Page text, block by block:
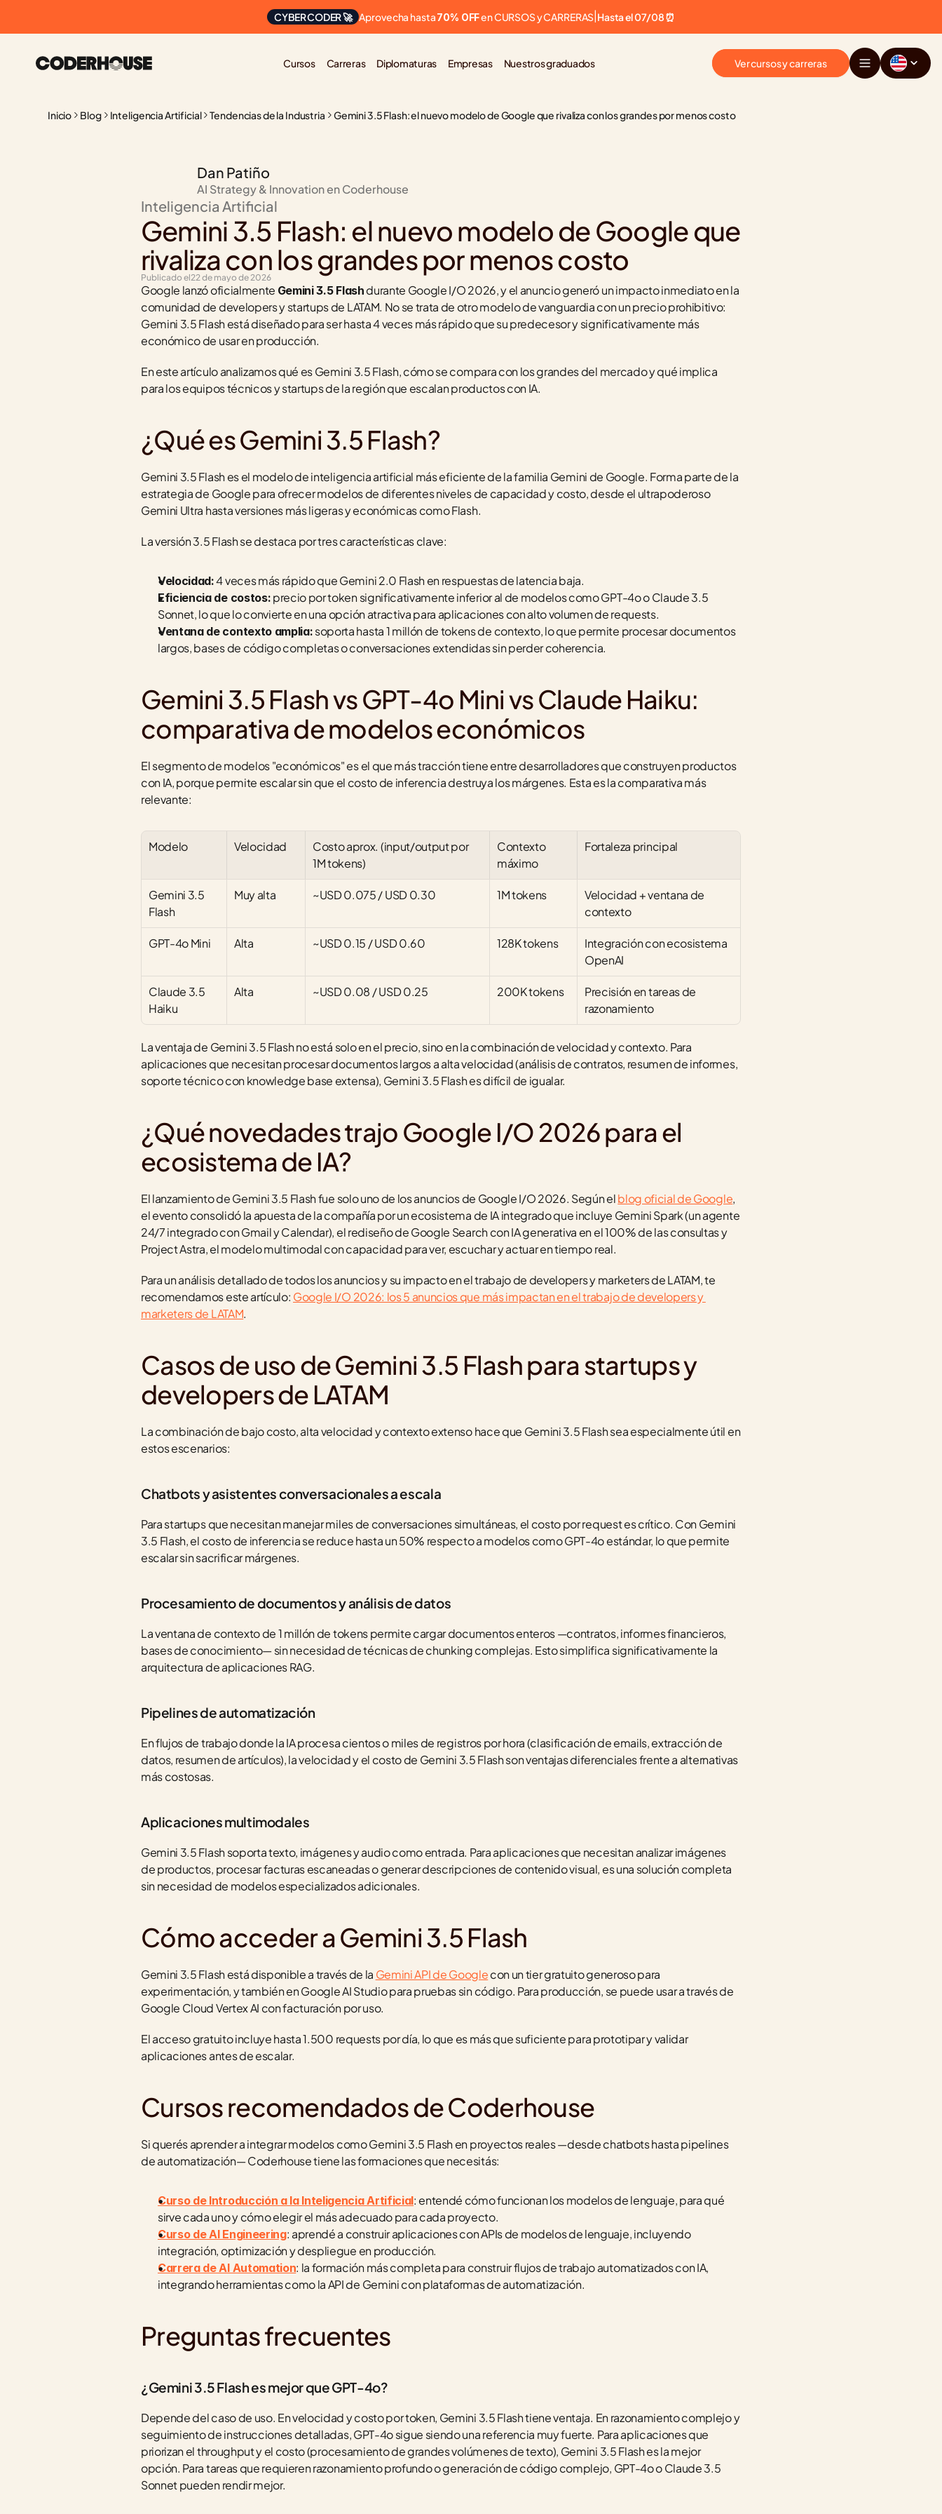
CYBER CODER 🚀 Aprovecha hasta 70% OFF en CURSOS y CARRERAS Hasta el 07/08 ⏰
Cursos Carreras Diplomaturas Empresas Nuestros graduados Ver cursos y carreras
Inicio Blog Inteligencia Artificial Tendencias de la Industria Gemini 3.5 Flash: el nuevo modelo de Google que rivaliza con los grandes por menos costo
Dan Patiño
AI Strategy & Innovation en Coderhouse
Inteligencia Artificial
Gemini 3.5 Flash: el nuevo modelo de Google que
rivaliza con los grandes por menos costo
Publicado el22 de mayo de 2026
Google lanzó oficialmente Gemini 3.5 Flash durante Google I/O 2026, y el anuncio generó un impacto inmediato en la
comunidad de developers y startups de LATAM. No se trata de otro modelo de vanguardia con un precio prohibitivo:
Gemini 3.5 Flash está diseñado para ser hasta 4 veces más rápido que su predecesor y significativamente más
económico de usar en producción.
En este artículo analizamos qué es Gemini 3.5 Flash, cómo se compara con los grandes del mercado y qué implica
para los equipos técnicos y startups de la región que escalan productos con IA.
¿Qué es Gemini 3.5 Flash?
Gemini 3.5 Flash es el modelo de inteligencia artificial más eficiente de la familia Gemini de Google. Forma parte de la
estrategia de Google para ofrecer modelos de diferentes niveles de capacidad y costo, desde el ultrapoderoso
Gemini Ultra hasta versiones más ligeras y económicas como Flash.
La versión 3.5 Flash se destaca por tres características clave:
Velocidad: 4 veces más rápido que Gemini 2.0 Flash en respuestas de latencia baja.
Eficiencia de costos: precio por token significativamente inferior al de modelos como GPT-4o o Claude 3.5
Sonnet, lo que lo convierte en una opción atractiva para aplicaciones con alto volumen de requests.
Ventana de contexto amplia: soporta hasta 1 millón de tokens de contexto, lo que permite procesar documentos
largos, bases de código completas o conversaciones extendidas sin perder coherencia.
Gemini 3.5 Flash vs GPT-4o Mini vs Claude Haiku:
comparativa de modelos económicos
El segmento de modelos "económicos" es el que más tracción tiene entre desarrolladores que construyen productos
con IA, porque permite escalar sin que el costo de inferencia destruya los márgenes. Esta es la comparativa más
relevante:
Modelo Velocidad
Costo aprox. (input/output por
1M tokens)
Contexto
máximo
Fortaleza principal
Gemini 3.5
Flash
Muy alta ~USD 0.075 / USD 0.30 1M tokens
Velocidad + ventana de
contexto
GPT-4o Mini Alta ~USD 0.15 / USD 0.60 128K tokens
Integración con ecosistema
OpenAI
Claude 3.5
Haiku
Alta ~USD 0.08 / USD 0.25 200K tokens
Precisión en tareas de
razonamiento
La ventaja de Gemini 3.5 Flash no está solo en el precio, sino en la combinación de velocidad y contexto. Para
aplicaciones que necesitan procesar documentos largos a alta velocidad (análisis de contratos, resumen de informes,
soporte técnico con knowledge base extensa), Gemini 3.5 Flash es difícil de igualar.
¿Qué novedades trajo Google I/O 2026 para el
ecosistema de IA?
El lanzamiento de Gemini 3.5 Flash fue solo uno de los anuncios de Google I/O 2026. Según el blog oficial de Google,
el evento consolidó la apuesta de la compañía por un ecosistema de IA integrado que incluye Gemini Spark (un agente
24/7 integrado con Gmail y Calendar), el rediseño de Google Search con IA generativa en el 100% de las consultas y
Project Astra, el modelo multimodal con capacidad para ver, escuchar y actuar en tiempo real.
Para un análisis detallado de todos los anuncios y su impacto en el trabajo de developers y marketers de LATAM, te
recomendamos este artículo: Google I/O 2026: los 5 anuncios que más impactan en el trabajo de developers y
marketers de LATAM.
Casos de uso de Gemini 3.5 Flash para startups y
developers de LATAM
La combinación de bajo costo, alta velocidad y contexto extenso hace que Gemini 3.5 Flash sea especialmente útil en
estos escenarios:
Chatbots y asistentes conversacionales a escala
Para startups que necesitan manejar miles de conversaciones simultáneas, el costo por request es crítico. Con Gemini
3.5 Flash, el costo de inferencia se reduce hasta un 50% respecto a modelos como GPT-4o estándar, lo que permite
escalar sin sacrificar márgenes.
Procesamiento de documentos y análisis de datos
La ventana de contexto de 1 millón de tokens permite cargar documentos enteros —contratos, informes financieros,
bases de conocimiento— sin necesidad de técnicas de chunking complejas. Esto simplifica significativamente la
arquitectura de aplicaciones RAG.
Pipelines de automatización
En flujos de trabajo donde la IA procesa cientos o miles de registros por hora (clasificación de emails, extracción de
datos, resumen de artículos), la velocidad y el costo de Gemini 3.5 Flash son ventajas diferenciales frente a alternativas
más costosas.
Aplicaciones multimodales
Gemini 3.5 Flash soporta texto, imágenes y audio como entrada. Para aplicaciones que necesitan analizar imágenes
de productos, procesar facturas escaneadas o generar descripciones de contenido visual, es una solución completa
sin necesidad de modelos especializados adicionales.
Cómo acceder a Gemini 3.5 Flash
Gemini 3.5 Flash está disponible a través de la Gemini API de Google con un tier gratuito generoso para
experimentación, y también en Google AI Studio para pruebas sin código. Para producción, se puede usar a través de
Google Cloud Vertex AI con facturación por uso.
El acceso gratuito incluye hasta 1.500 requests por día, lo que es más que suficiente para prototipar y validar
aplicaciones antes de escalar.
Cursos recomendados de Coderhouse
Si querés aprender a integrar modelos como Gemini 3.5 Flash en proyectos reales —desde chatbots hasta pipelines
de automatización— Coderhouse tiene las formaciones que necesitás:
Curso de Introducción a la Inteligencia Artificial: entendé cómo funcionan los modelos de lenguaje, para qué
sirve cada uno y cómo elegir el más adecuado para cada proyecto.
Curso de AI Engineering: aprendé a construir aplicaciones con APIs de modelos de lenguaje, incluyendo
integración, optimización y despliegue en producción.
Carrera de AI Automation: la formación más completa para construir flujos de trabajo automatizados con IA,
integrando herramientas como la API de Gemini con plataformas de automatización.
Preguntas frecuentes
¿Gemini 3.5 Flash es mejor que GPT-4o?
Depende del caso de uso. En velocidad y costo por token, Gemini 3.5 Flash tiene ventaja. En razonamiento complejo y
seguimiento de instrucciones detalladas, GPT-4o sigue siendo una referencia muy fuerte. Para aplicaciones que
priorizan el throughput y el costo (procesamiento de grandes volúmenes de texto), Gemini 3.5 Flash es la mejor
opción. Para tareas que requieren razonamiento profundo o generación de código complejo, GPT-4o o Claude 3.5
Sonnet pueden rendir mejor.